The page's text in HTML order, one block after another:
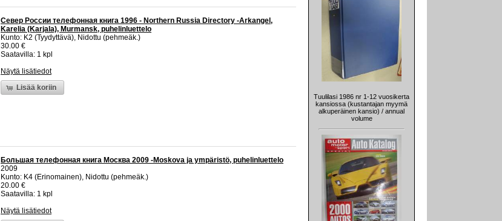
Север России телефонная книга 1996 - Northern Russia Directory -Arkangel,
Karelia (Karjala), Murmansk, puhelinluettelo
Kunto: K2 (Tyydyttävä), Nidottu (pehmeäk.)
30.00 €
Saatavilla: 1 kpl
Näytä lisätiedot
Lisää koriin
Большая телефонная книга Москва 2009 -Moskova ja ympäristö, puhelinluettelo
2009
Kunto: K4 (Erinomainen), Nidottu (pehmeäk.)
20.00 €
Saatavilla: 1 kpl
Näytä lisätiedot
Tuulilasi 1986 nr 1-12 vuosikerta
kansiossa (kustantajan myymä
alkuperäinen kansio) / annual
volume